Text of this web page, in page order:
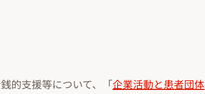
的支援等について、「企業活動と患者団体